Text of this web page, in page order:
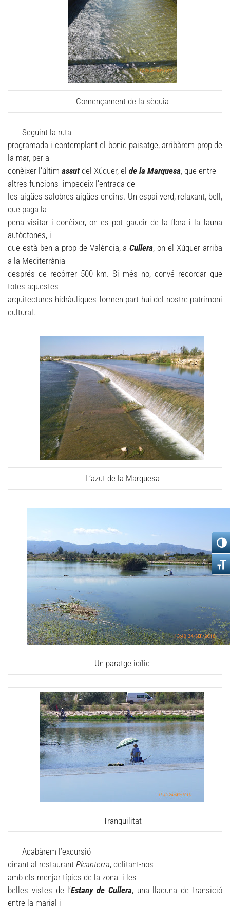
Començament de la sèquia
Seguint la ruta
programada i contemplant el bonic paisatge, arribàrem prop de
la mar, per a
conèixer l’últim assutdel Xúquer, el de la Marquesa, que entre
altres funcions impedeix l’entrada de
les aigües salobres aigües endins. Un espai verd, relaxant, bell,
que paga la
pena visitar i conèixer, on es pot gaudir de la flora i la fauna
autòctones, i
que està ben a prop de València, aCullera, on el Xúquer arriba
a la Mediterrània
després de recórrer 500 km. Si més no, convé recordar que
totes aquestes
arquitectures hidràuliques formen part hui del nostre patrimoni
cultural.
L’azut de la Marquesa
Un paratge idílic
Tranquilitat
Acabàrem l’excursió
dinant al restaurant Picanterra, delitant-nos
amb els menjar típics de la zona i les
belles vistes de l’Estany de Cullera, una llacuna de transició
entre la marjal i